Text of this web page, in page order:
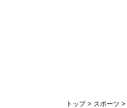
トップ スポーツ